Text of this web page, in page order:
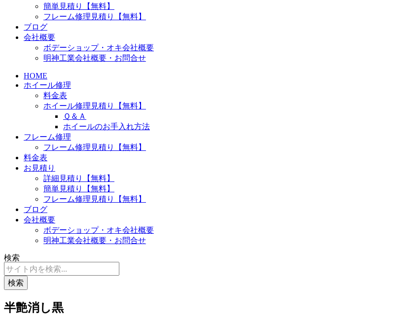
簡単見積り【無料】
フレーム修理見積り【無料】
ブログ
会社概要
ボデーショップ・オキ会社概要
明神工業会社概要・お問合せ
HOME
ホイール修理
料金表
ホイール修理見積り【無料】
Ｑ＆Ａ
ホイールのお手入れ方法
フレーム修理
フレーム修理見積り【無料】
料金表
お見積り
詳細見積り【無料】
簡単見積り【無料】
フレーム修理見積り【無料】
ブログ
会社概要
ボデーショップ・オキ会社概要
明神工業会社概要・お問合せ
検索
検索
半艶消し黒